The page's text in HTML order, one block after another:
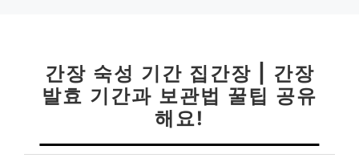
간장 숙성 기간 집간장 | 간장
발효 기간과 보관법 꿀팁 공유
해요!